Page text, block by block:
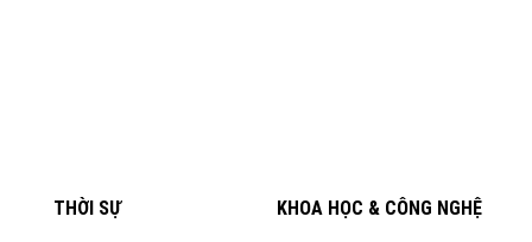
THỜI SỰ KHOA HỌC & CÔNG NGHỆ